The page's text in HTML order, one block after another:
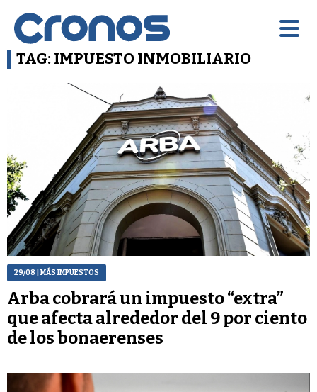
TAG: IMPUESTO INMOBILIARIO
29/08 | MÁS IMPUESTOS
Arba cobrará un impuesto “extra”
que afecta alrededor del 9 por ciento
de los bonaerenses